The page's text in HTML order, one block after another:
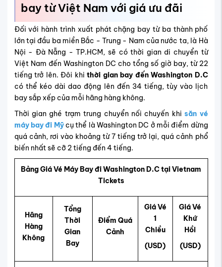
bay từ Việt Nam với giá ưu đãi
Đối với hành trình xuất phát chặng bay từ ba thành phố
lớn tại đầu ba miền Bắc - Trung - Nam của nước ta, là Hà
Nội - Đà Nẵng - TP.HCM, sẽ có thời gian di chuyển từ
Việt Nam đến Washington DC cho tổng số giờ bay, từ 22
tiếng trở lên. Đôi khi thời gian bay đến Washington D.C
có thể kéo dài dao động lên đến 34 tiếng, tùy vào lịch
bay sắp xếp của mỗi hãng hàng không.
Thời gian ghé trạm trung chuyển nối chuyến khisăn vé
máy bay đi Mỹ cụ thể là Washington DC ở mỗi điểm dừng
quá cảnh, rơi vào khoảng từ 7 tiếng trở lại, quá cảnh phổ
biến nhất sẽ cỡ 2 tiếng đến 4 tiếng.
Bảng Giá Vé Máy Bay đi Washington D.C tại Vietnam
Tickets
Hãng
Hàng
Không
Tổng
Thời
Gian
Bay
Điểm Quá
Cảnh
Giá Vé
1
Chiều
(USD)
Giá Vé
Khứ
Hồi
(USD)